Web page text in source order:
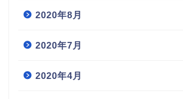
2020年8月
2020年7月
2020年4月